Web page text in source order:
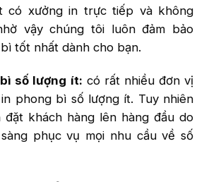
có xưởng in trực tiếp và không
vậy chúng tôi luôn đảm bảo
tốt nhất dành cho bạn.
số lượng ít: có rất nhiều đơn vị
phong bì số lượng ít. Tuy nhiên
khách hàng lên hàng đầu do
phục vụ mọi nhu cầu về số